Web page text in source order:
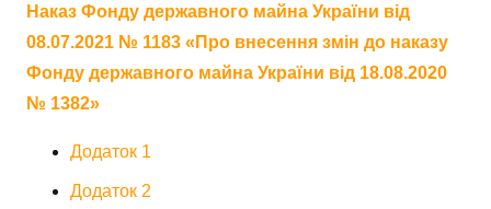
Наказ Фонду державного майна України від
08.07.2021 № 1183 «Про внесення змін до наказу
Фонду державного майна України від 18.08.2020
№ 1382»
Додаток 1
Додаток 2